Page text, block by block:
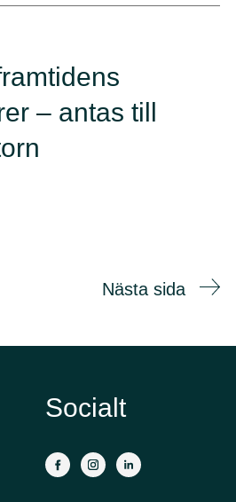
– antas till
Nästa sida
Socialt